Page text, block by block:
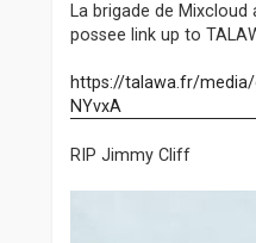
La brigade de Mixcloud
possee link up to
https://talawa.fr/
NYvxA
RIP Jimmy Cliff